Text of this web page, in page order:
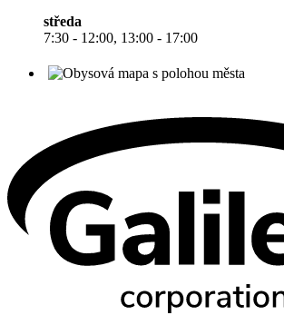
středa
7:30 - 12:00, 13:00 - 17:00